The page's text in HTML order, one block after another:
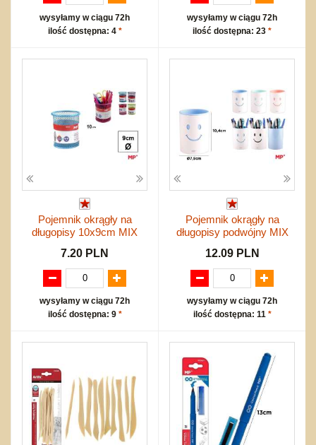
wysyłamy w ciągu 72h
ilość dostępna: 4 *
wysyłamy w ciągu 72h
ilość dostępna: 23 *
Pojemnik okrągły na
długopisy 10x9cm MIX
7.20 PLN
wysyłamy w ciągu 72h
ilość dostępna: 9 *
Pojemnik okrągły na
długopisy podwójny MIX
12.09 PLN
wysyłamy w ciągu 72h
ilość dostępna: 11 *